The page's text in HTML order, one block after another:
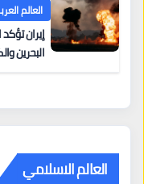
العالم
البحرين
العالم الاسلامي